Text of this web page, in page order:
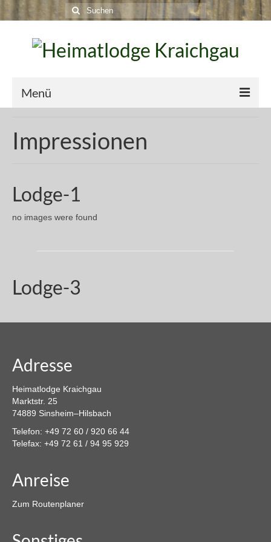
Suche
nach:
Menü
Kontakt
Buchen
Impressionen
Lodge-1
no images were found
Lodge-3
Adresse
Heimatlodge Kraichgau
Marktstr. 25
74889 Sinsheim–Hilsbach
Telefon: +49 72 60 / 920 66 44
Telefax: +49 72 61 / 94 95 929
Anreise
Zum Routenplaner